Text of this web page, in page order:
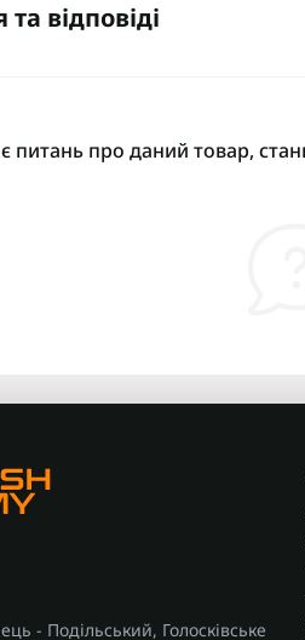
відповіді
питань про даний товар,
- Подільський, Голосківське